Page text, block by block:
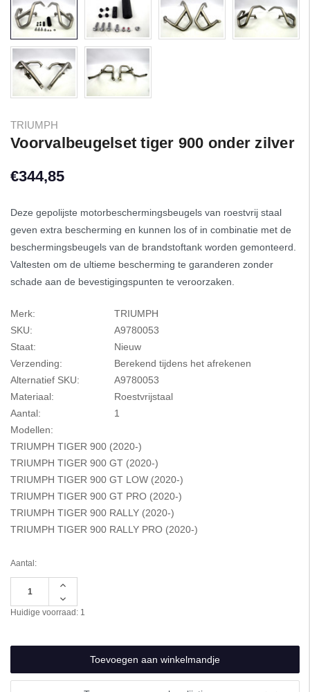
TRIUMPH
Voorvalbeugelset tiger 900 onder zilver
€344,85
Deze gepolijste motorbeschermingsbeugels van roestvrij staal
geven extra bescherming en kunnen los of in combinatie met de
beschermingsbeugels van de brandstoftank worden gemonteerd.
Valtesten om de ultieme bescherming te garanderen zonder
schade aan de bevestigingspunten te veroorzaken.
Merk:
TRIUMPH
SKU:
A9780053
Staat:
Nieuw
Verzending:
Berekend tijdens het afrekenen
Alternatief SKU:
A9780053
Materiaal:
Roestvrijstaal
Aantal:
1
Modellen:
TRIUMPH TIGER 900 (2020-)
TRIUMPH TIGER 900 GT (2020-)
TRIUMPH TIGER 900 GT LOW (2020-)
TRIUMPH TIGER 900 GT PRO (2020-)
TRIUMPH TIGER 900 RALLY (2020-)
TRIUMPH TIGER 900 RALLY PRO (2020-)
Aantal:
Hoeveelheid
van
undefined
Hoeveelheid
verlagen
van
Huidige voorraad: 1